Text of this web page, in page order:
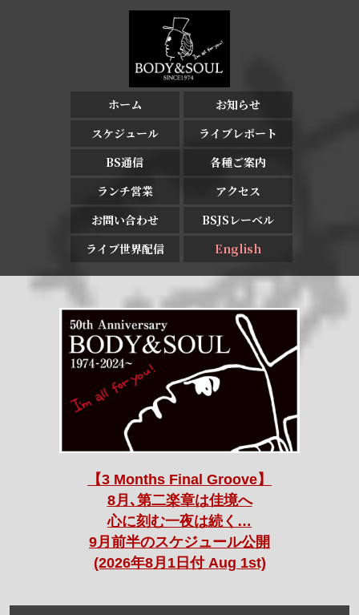
ホーム
お知らせ
スケジュール
ライブレポート
BS通信
各種ご案内
ランチ営業
アクセス
お問い合わせ
BSJSレーベル
ライブ世界配信
English
【3 Months Final Groove】
8月､第二楽章は佳境へ
心に刻む一夜は続く…
9月前半のスケジュール公開
(2026年8月1日付 Aug 1st)